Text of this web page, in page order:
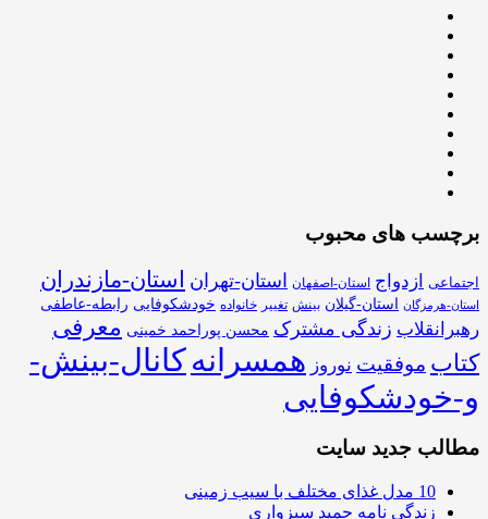
برچسب های محبوب
اجتماعی ازدواج استان-اصفهان استان-تهران استان-مازندران
استان-هرمزگان استان-گیلان بینش تغییر خانواده خودشکوفایی رابطه-عاطفی
رهبرانقلاب زندگی مشترک محسن پوراحمد خمینی معرفی
کتاب موفقیت نوروز همسرانهکانال-بینش-
و-خودشکوفایی
مطالب جدید سایت
10 مدل غذای مختلف با سیب زمینی
زندگی نامه حمید سبزواری